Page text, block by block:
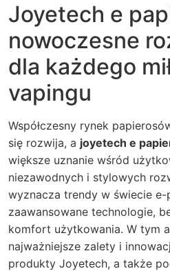
Joyetech e
nowoczesne
dla każdego
vapingu
Współczesny rynek
się rozwija, a joyetech e
większe uznanie wśród
niezawodnych i stylowych
wyznacza trendy w świecie
zaawansowane technologie,
komfort użytkowania. W tym
najważniejsze zalety i
produkty Joyetech, a także